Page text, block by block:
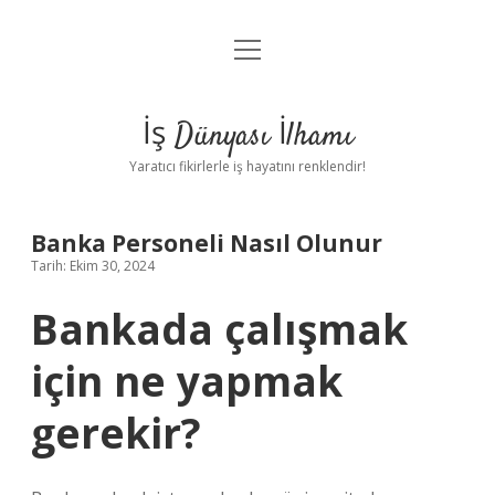
Anasayfa
Yasal Uyarı
menüyü
İş Dünyası İlhamı
Yaratıcı fikirlerle iş hayatını renklendir!
Banka Personeli Nasıl Olunur
Tarih: Ekim 30, 2024
Bankada çalışmak
için ne yapmak
gerekir?